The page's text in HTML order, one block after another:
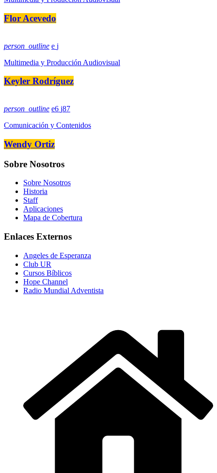
Flor Acevedo
person_outline
Multimedia y Producción Audiovisual
Keyler Rodríguez
person_outline 6 87
Comunicación y Contenidos
Wendy Ortiz
Sobre Nosotros
Sobre Nosotros
Historia
Staff
Aplicaciones
Mapa de Cobertura
Enlaces Externos
Angeles de Esperanza
Club UR
Cursos Bíblicos
Hope Channel
Radio Mundial Adventista